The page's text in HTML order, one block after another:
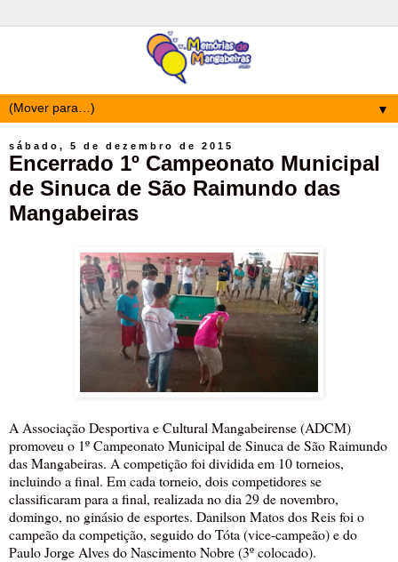
▼
sábado, 5 de dezembro de 2015
Encerrado 1º Campeonato Municipal
de Sinuca de São Raimundo das
Mangabeiras
A Associação Desportiva e Cultural Mangabeirense (ADCM)
promoveu o 1º Campeonato Municipal de Sinuca de São Raimundo
das Mangabeiras. A competição foi dividida em 10 torneios,
incluindo a final. Em cada torneio, dois competidores se
classificaram para a final, realizada no dia 29 de novembro,
domingo, no ginásio de esportes. Danilson Matos dos Reis foi o
campeão da competição, seguido do Tóta (vice-campeão) e do
Paulo Jorge Alves do Nascimento Nobre (3º colocado).